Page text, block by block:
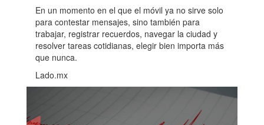
En un momento en el que el móvil ya no sirve solo
para contestar mensajes, sino también para
trabajar, registrar recuerdos, navegar la ciudad y
resolver tareas cotidianas, elegir bien importa más
que nunca.
Lado.mx